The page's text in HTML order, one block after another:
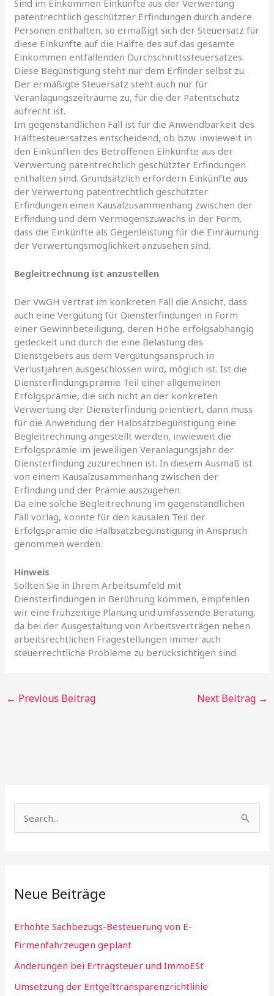
Sind im Einkommen Einkünfte aus der Verwertung
patentrechtlich geschützter Erfindungen durch andere
Personen enthalten, so ermäßigt sich der Steuersatz für
diese Einkünfte auf die Hälfte des auf das gesamte
Einkommen entfallenden Durchschnittssteuersatzes.
Diese Begünstigung steht nur dem Erfinder selbst zu.
Der ermäßigte Steuersatz steht auch nur für
Veranlagungszeiträume zu, für die der Patentschutz
aufrecht ist.
Im gegenständlichen Fall ist für die Anwendbarkeit des
Hälftesteuersatzes entscheidend, ob bzw. inwieweit in
den Einkünften des Betroffenen Einkünfte aus der
Verwertung patentrechtlich geschützter Erfindungen
enthalten sind. Grundsätzlich erfordern Einkünfte aus
der Verwertung patentrechtlich geschützter
Erfindungen einen Kausalzusammenhang zwischen der
Erfindung und dem Vermögenszuwachs in der Form,
dass die Einkünfte als Gegenleistung für die Einräumung
der Verwertungsmöglichkeit anzusehen sind.
Begleitrechnung ist anzustellen
Der VwGH vertrat im konkreten Fall die Ansicht, dass
auch eine Vergütung für Diensterfindungen in Form
einer Gewinnbeteiligung, deren Höhe erfolgsabhängig
gedeckelt und durch die eine Belastung des
Dienstgebers aus dem Vergütungsanspruch in
Verlustjahren ausgeschlossen wird, möglich ist. Ist die
Diensterfindungsprämie Teil einer allgemeinen
Erfolgsprämie, die sich nicht an der konkreten
Verwertung der Diensterfindung orientiert, dann muss
für die Anwendung der Halbsatzbegünstigung eine
Begleitrechnung angestellt werden, inwieweit die
Erfolgsprämie im jeweiligen Veranlagungsjahr der
Diensterfindung zuzurechnen ist. In diesem Ausmaß ist
von einem Kausalzusammenhang zwischen der
Erfindung und der Prämie auszugehen.
Da eine solche Begleitrechnung im gegenständlichen
Fall vorlag, konnte für den kausalen Teil der
Erfolgsprämie die Halbsatzbegünstigung in Anspruch
genommen werden.
Hinweis
Sollten Sie in Ihrem Arbeitsumfeld mit
Diensterfindungen in Berührung kommen, empfehlen
wir eine frühzeitige Planung und umfassende Beratung,
da bei der Ausgestaltung von Arbeitsverträgen neben
arbeitsrechtlichen Fragestellungen immer auch
steuerrechtliche Probleme zu berücksichtigen sind.
← Previous Beitrag Next Beitrag →
c
f
o
r
:
Neue Beiträge
Erhöhte Sachbezugs-Besteuerung von E-
Firmenfahrzeugen geplant
Änderungen bei Ertragsteuer und ImmoESt
Umsetzung der Entgelttransparenzrichtlinie